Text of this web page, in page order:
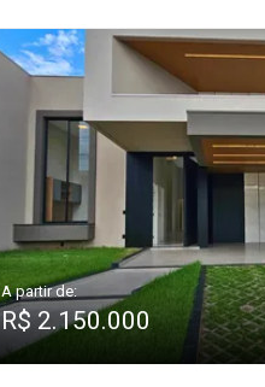
A partir de:
R$ 2.150.000